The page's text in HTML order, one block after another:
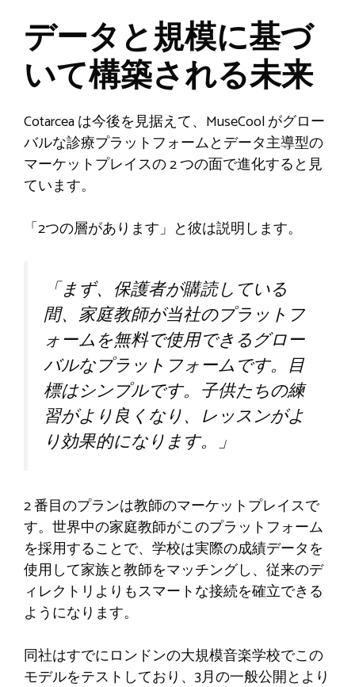
データと規模に基づ
いて構築される未来
Cotarcea は今後を見据えて、MuseCool がグロー
バルな診療プラットフォームとデータ主導型の
マーケットプレイスの 2 つの面で進化すると見
ています。
「2つの層があります」と彼は説明します。
「まず、保護者が購読している
間、家庭教師が当社のプラットフ
ォームを無料で使用できるグロー
バルなプラットフォームです。目
標はシンプルです。子供たちの練
習がより良くなり、レッスンがよ
り効果的になります。」
2 番目のプランは教師のマーケットプレイスで
す。世界中の家庭教師がこのプラットフォーム
を採用することで、学校は実際の成績データを
使用して家族と教師をマッチングし、従来のデ
ィレクトリよりもスマートな接続を確立できる
ようになります。
同社はすでにロンドンの大規模音楽学校でこの
モデルをテストしており、3月の一般公開とより